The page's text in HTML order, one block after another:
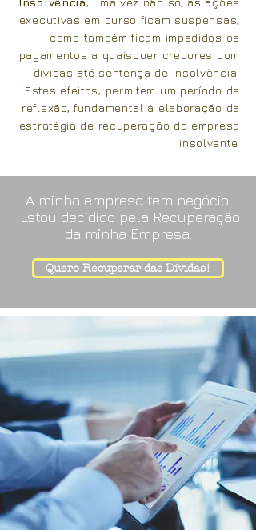
executivas em curso ficam suspensas,
como também ficam impedidos os
pagamentos a quaisquer credores com
dividas até sentença de insolvência.
Estes efeitos, permitem um período de
reflexão, fundamental à elaboração da
estratégia de recuperação da empresa
insolvente.
A minha empresa tem negócio!
Estou decidido pela Recuperação
da minha Empresa.
Quero Recuperar das Dívidas!